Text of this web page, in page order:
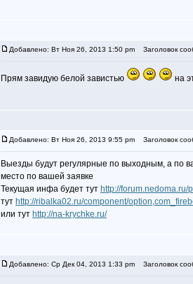
Добавлено: Вт Ноя 26, 2013 1:50 pm Заголовок
Прям завидую белой завистью на
Добавлено: Вт Ноя 26, 2013 9:55 pm Заголовок
Выезды будут регулярные по выходным, а по
место по вашей заявке
Текущая инфа будет тут http://
тут http://ribalka02.ru/component/
или тут http://na-krychke.ru/
Добавлено: Ср Дек 04, 2013 1:33 pm Заголовок